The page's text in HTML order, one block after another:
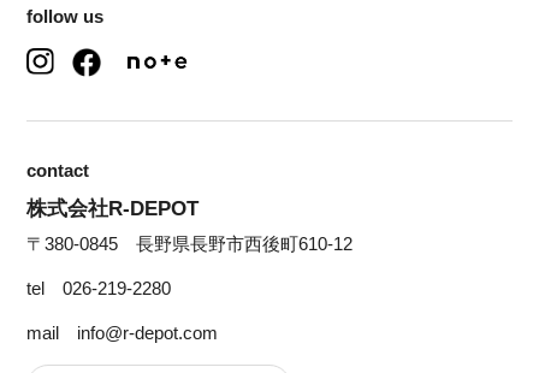
follow us
contact
株式会社R-DEPOT
〒380-0845 長野県長野市西後町610-12
tel 026-219-2280
mail info@r-depot.com